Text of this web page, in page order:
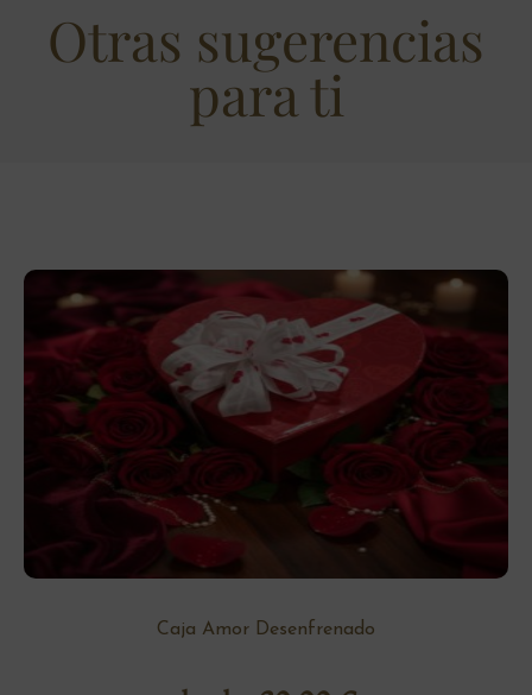
Otras sugerencias
para ti
Caja Amor Desenfrenado